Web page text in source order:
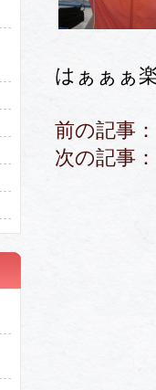
はぁぁぁ
前の記事
次の記事